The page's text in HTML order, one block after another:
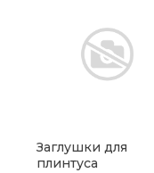
Заглушки для
плинтуса